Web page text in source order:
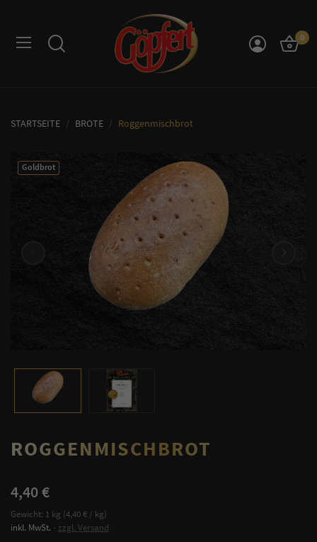
0
STARTSEITE BROTE Roggenmischbrot
Goldbrot
ROGGENMISCHBROT
4,40 €
Gewicht: 1 kg (4,40 € / kg)
inkl. MwSt.
zzgl. Versand